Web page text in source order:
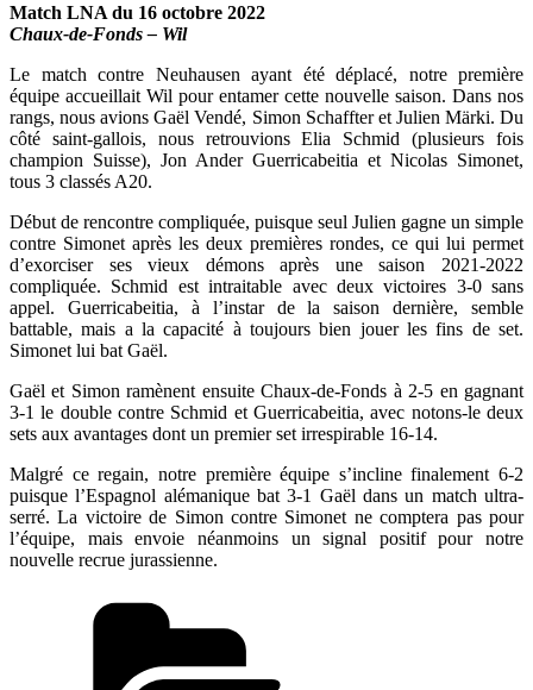
Match LNA du 16 octobre 2022
Chaux-de-Fonds – Wil
Le match contre Neuhausen ayant été déplacé, notre première
équipe accueillait Wil pour entamer cette nouvelle saison. Dans nos
rangs, nous avions Gaël Vendé, Simon Schaffter et Julien Märki. Du
côté saint-gallois, nous retrouvions Elia Schmid (plusieurs fois
champion Suisse), Jon Ander Guerricabeitia et Nicolas Simonet,
tous 3 classés A20.
Début de rencontre compliquée, puisque seul Julien gagne un simple
contre Simonet après les deux premières rondes, ce qui lui permet
d’exorciser ses vieux démons après une saison 2021-2022
compliquée. Schmid est intraitable avec deux victoires 3-0 sans
appel. Guerricabeitia, à l’instar de la saison dernière, semble
battable, mais a la capacité à toujours bien jouer les fins de set.
Simonet lui bat Gaël.
Gaël et Simon ramènent ensuite Chaux-de-Fonds à 2-5 en gagnant
3-1 le double contre Schmid et Guerricabeitia, avec notons-le deux
sets aux avantages dont un premier set irrespirable 16-14.
Malgré ce regain, notre première équipe s’incline finalement 6-2
puisque l’Espagnol alémanique bat 3-1 Gaël dans un match ultra-
serré. La victoire de Simon contre Simonet ne comptera pas pour
l’équipe, mais envoie néanmoins un signal positif pour notre
nouvelle recrue jurassienne.